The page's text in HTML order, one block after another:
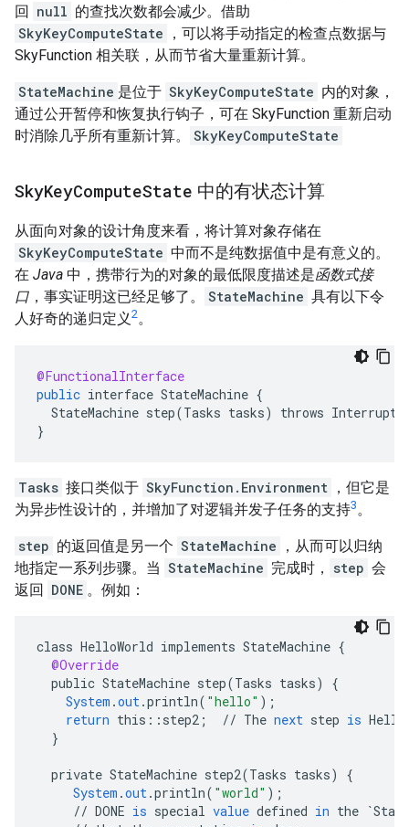
回
null 的查找次数都会减少。借助
SkyKeyComputeState
，可以将手动指定的检查点数据与
SkyFunction 相关联，从而节省大量重新计算。
StateMachine 是位于 SkyKeyComputeState 内的对象，
通过公开暂停和恢复执行钩子，可在 SkyFunction 重新启动
时消除几乎所有重新计算。
SkyKeyComputeState
SkyKeyComputeState 中的有状态计算
从面向对象的设计角度来看，将计算对象存储在
SkyKeyComputeState 中而不是纯数据值中是有意义的。
在 Java 中，携带行为的对象的最低限度描述是函数式接
口 ，事实证明这已经足够了。 StateMachine 具有以下令
人好奇的递归定义 2。
@FunctionalInterface
public interface StateMachine {
StateMachine step(Tasks tasks) throws
}
Tasks 接口类似于 SkyFunction.Environment
，但它是
为异步性设计的，并增加了对逻辑并发子任务的支持3。
step 的返回值是另一个 StateMachine
，从而可以归纳
地指定一系列步骤。当 StateMachine 完成时， step 会
返回 DONE 。例如：
class HelloWorld implements StateMachine {
@Override
public StateMachine step(Tasks tasks)
{
System .out.println( "hello" );
return this :: step2 ; // The next step is
}
private StateMachine step2(Tasks tasks)
{
System .out.println( "world" );
// DONE is special value defined in the